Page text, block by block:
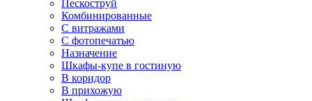
Пескоструй
Комбинированные
С витражами
С фотопечатью
Назначение
Шкафы-купе в гостиную
В коридор
В прихожую